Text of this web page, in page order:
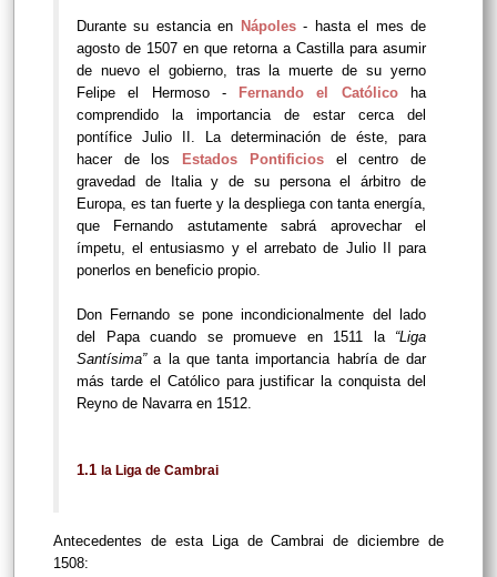
Durante su estancia en Nápoles- hasta el mes de
agosto de 1507 en que retorna a Castilla para asumir
de nuevo el gobierno, tras la muerte de su yerno
Felipe el Hermoso -
Fernando el Católico
ha
comprendido la importancia de estar cerca del
pontífice Julio II. La determinación de éste, para
hacer de los
Estados Pontificios
el centro de
gravedad de Italia y de su persona el árbitro de
Europa, es tan fuerte y la despliega con tanta energía,
que Fernando astutamente sabrá aprovechar el
ímpetu, el entusiasmo y el arrebato de Julio II para
ponerlos en beneficio propio.
Don Fernando se pone incondicionalmente del lado
del Papa cuando se promueve en 1511 la “Liga
Santísima”a la que tanta importancia habría de dar
más tarde el Católico para justificar la conquista del
Reyno de Navarra en 1512.
1.1 la Liga de Cambrai
Antecedentes de esta Liga de Cambrai de diciembre de
1508: